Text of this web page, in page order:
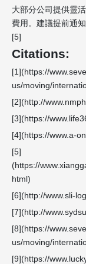
大部分公司提供靈
費用。建議提前通
[5]
Citations:
[1](https://
us/moving/
[2](http://
[3](https://
[4](https://www.a-
[5]
(https://
html)
[6](http://www.sli-
[7](http://
[8](https://
us/moving/
[9](https://